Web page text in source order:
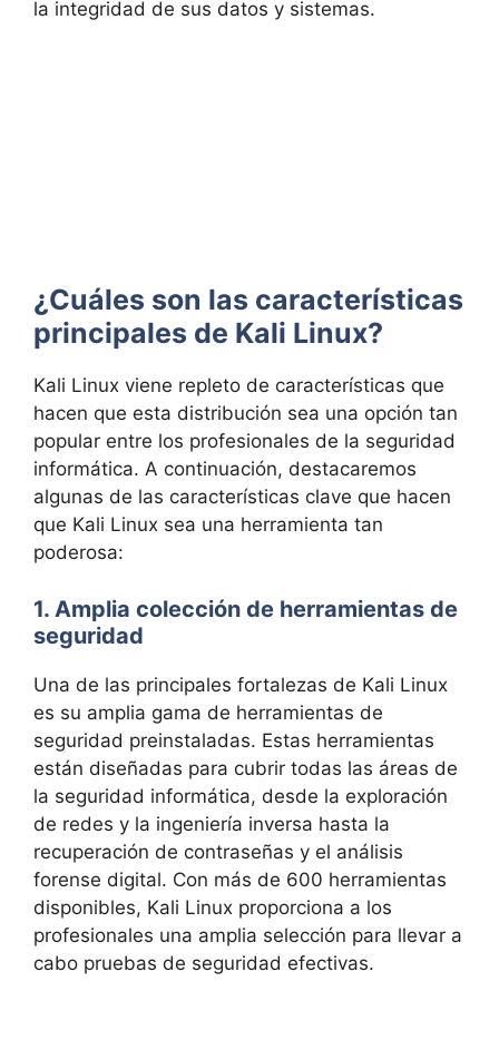
la integridad de sus datos y sistemas.
¿Cuáles son las características
principales de Kali Linux?
Kali Linux viene repleto de características que
hacen que esta distribución sea una opción tan
popular entre los profesionales de la seguridad
informática. A continuación, destacaremos
algunas de las características clave que hacen
que Kali Linux sea una herramienta tan
poderosa:
1. Amplia colección de herramientas de
seguridad
Una de las principales fortalezas de Kali Linux
es su amplia gama de herramientas de
seguridad preinstaladas. Estas herramientas
están diseñadas para cubrir todas las áreas de
la seguridad informática, desde la exploración
de redes y la ingeniería inversa hasta la
recuperación de contraseñas y el análisis
forense digital. Con más de 600 herramientas
disponibles, Kali Linux proporciona a los
profesionales una amplia selección para llevar a
cabo pruebas de seguridad efectivas.